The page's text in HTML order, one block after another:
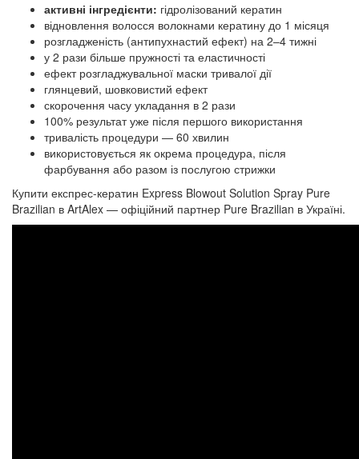
активні інгредієнти: гідролізований кератин
відновлення волосся волокнами кератину до 1 місяця
розгладженість (антипухнастий ефект) на 2–4 тижні
у 2 рази більше пружності та еластичності
ефект розгладжувальної маски тривалої дії
глянцевий, шовковистий ефект
скорочення часу укладання в 2 рази
100% результат уже після першого використання
тривалість процедури — 60 хвилин
використовується як окрема процедура, після
фарбування або разом із послугою стрижки
Купити експрес-кератин Express Blowout Solution Spray Pure
Brazilian в ArtAlex — офіційний партнер Pure Brazilian в Україні.